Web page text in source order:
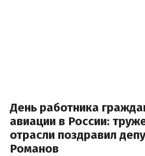
День работника
авиации в России:
отрасли поздравил
Романов